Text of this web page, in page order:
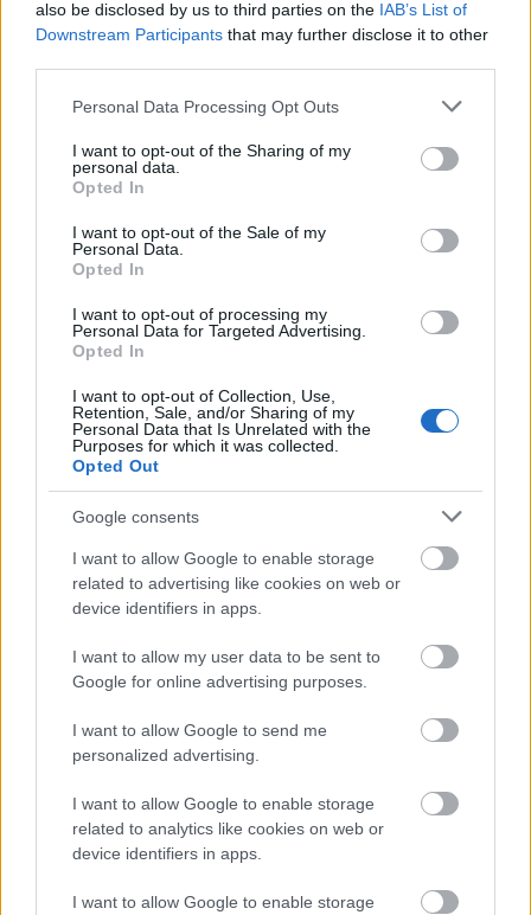
also be disclosed by us to third parties on the IAB’s List of
Downstream Participants that may further disclose it to other
Please note that this website/app uses one or more Google
not limited to your visit or usage behaviour. You may click to
grant or deny consent to Google and its third-party tags to
use your data for below specified purposes in below Google
consent section.
Personal Data Processing Opt Outs
I want to opt-out of the Sharing of my
personal data.
Opted In
I want to opt-out of the Sale of my
Personal Data.
Opted In
I want to opt-out of processing my
Personal Data for Targeted Advertising.
Opted In
I want to opt-out of Collection, Use,
Retention, Sale, and/or Sharing of my
Personal Data that Is Unrelated with the
Purposes for which it was collected.
Opted Out
Google consents
I want to allow Google to enable storage
related to advertising like cookies on web or
device identifiers in apps.
I want to allow my user data to be sent to
Google for online advertising purposes.
I want to allow Google to send me
personalized advertising.
I want to allow Google to enable storage
related to analytics like cookies on web or
device identifiers in apps.
I want to allow Google to enable storage
Shutterstock
Εδώ μεταξύ άλλων μπορείτε να απολαύσετε
αθλητικές δραστηριότητες όπως πεζοπορία και
ορειβασία, να ανακαλύψετε πιο απομακρυσμένα
χωριά, θρησκευτικά μνημεία, θησαυρούς της
φύσης και να πάρετε μια γεύση από την πιο αγνή
Παγκόσμιο Γεωπάρκο UNESCO
Σητείας
Το Γεωπάρκο Σητείας βρίσκεται στο Ανατολικό
τμήμα της Κρήτης. Τα όρια του Πάρκου έχουν
χαραχθεί με σαφήνεια και αγκαλιάζουν όλο το δήμο